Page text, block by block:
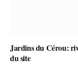
Jardins du Cérou:
du site